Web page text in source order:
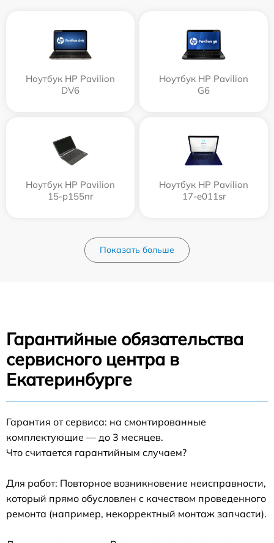
Ноутбук HP Pavilion
DV6
Ноутбук HP Pavilion
G6
Ноутбук HP Pavilion
15-p155nr
Ноутбук HP Pavilion
17-e011sr
Показать больше
Гарантийные обязательства
сервисного центра в
Екатеринбурге
Гарантия от сервиса: на смонтированные
комплектующие — до 3 месяцев.
Что считается гарантийным случаем?
Для работ: Повторное возникновение неисправности,
который прямо обусловлен с качеством проведенного
ремонта (например, некорректный монтаж запчасти).